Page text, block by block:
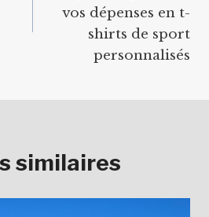
vos dépenses en t-
shirts de sport
personnalisés
similaires